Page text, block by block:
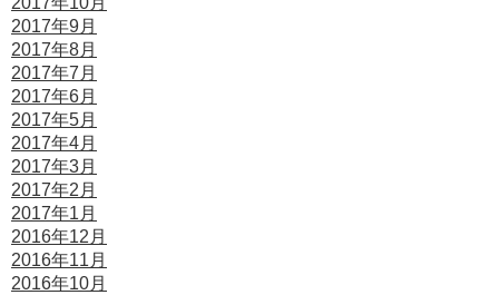
2017年9月
2017年8月
2017年7月
2017年6月
2017年5月
2017年4月
2017年3月
2017年2月
2017年1月
2016年12月
2016年11月
2016年10月